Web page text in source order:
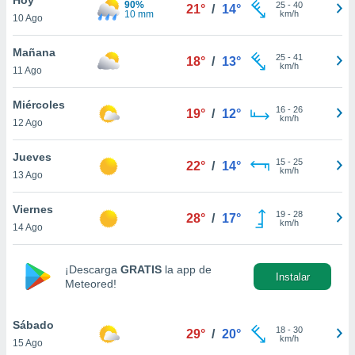
y
en
más
de
cookies
aceptar
10 Ago
90%
10 mm
21° / 14° 25- 40
km/h
Mañana
11 Ago
18° / 13° 25- 41
km/h
Miércoles
12 Ago
19° / 12° 16- 26
km/h
Jueves
13 Ago
22° / 14° 15- 25
km/h
Viernes
14 Ago
28° / 17° 19- 28
km/h
¡Descarga GRATIS la app de
Meteored!
Instalar
Sábado
15 Ago
29° / 20° 18- 30
km/h